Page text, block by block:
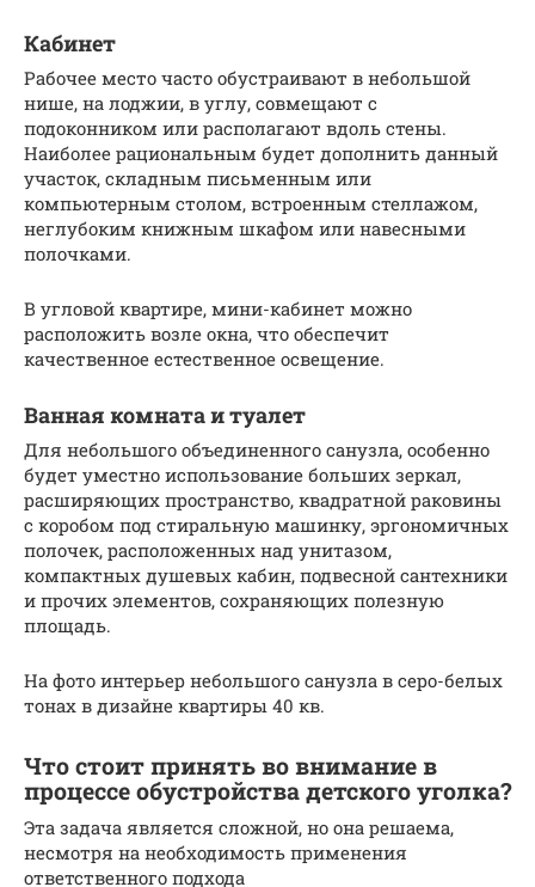
Кабинет
Рабочее место часто обустраивают в небольшой
нише, на лоджии, в углу, совмещают с
подоконником или располагают вдоль стены.
Наиболее рациональным будет дополнить данный
участок, складным письменным или
компьютерным столом, встроенным стеллажом,
неглубоким книжным шкафом или навесными
полочками.
В угловой квартире, мини-кабинет можно
расположить возле окна, что обеспечит
качественное естественное освещение.
Ванная комната и туалет
Для небольшого объединенного санузла, особенно
будет уместно использование больших зеркал,
расширяющих пространство, квадратной раковины
с коробом под стиральную машинку, эргономичных
полочек, расположенных над унитазом,
компактных душевых кабин, подвесной сантехники
и прочих элементов, сохраняющих полезную
площадь.
На фото интерьер небольшого санузла в серо-белых
тонах в дизайне квартиры 40 кв.
Что стоит принять во внимание в
процессе обустройства детского уголка?
Эта задача является сложной, но она решаема,
несмотря на необходимость применения
ответственного подхода